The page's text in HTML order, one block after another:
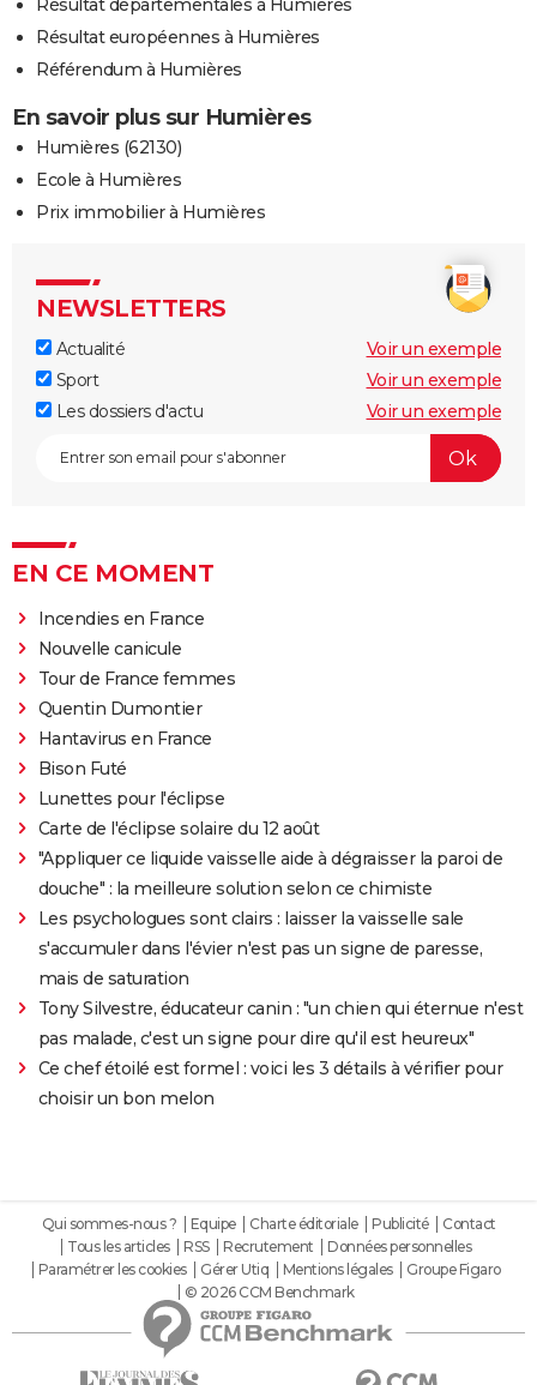
Résultat départementales à Humières
Résultat européennes à Humières
Référendum à Humières
En savoir plus sur Humières
Humières (62130)
Ecole à Humières
Prix immobilier à Humières
NEWSLETTERS
Actualité
Voir un exemple
Sport
Voir un exemple
Les dossiers d'actu
Voir un exemple
EN CE MOMENT
Incendies en France
Nouvelle canicule
Tour de France femmes
Quentin Dumontier
Hantavirus en France
Bison Futé
Lunettes pour l'éclipse
Carte de l'éclipse solaire du 12 août
"Appliquer ce liquide vaisselle aide à dégraisser la paroi de
douche" : la meilleure solution selon ce chimiste
Les psychologues sont clairs : laisser la vaisselle sale
s'accumuler dans l'évier n'est pas un signe de paresse,
mais de saturation
Tony Silvestre, éducateur canin : "un chien qui éternue n'est
pas malade, c'est un signe pour dire qu'il est heureux"
Ce chef étoilé est formel : voici les 3 détails à vérifier pour
choisir un bon melon
Qui sommes-nous ? Equipe Charte éditoriale Publicité
Contact
Tous les articles
RSS Recrutement
Données personnelles
Paramétrer les cookies
Gérer Utiq Mentions légales
Groupe Figaro
© 2026 CCM Benchmark